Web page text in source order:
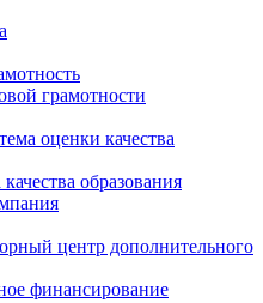
грамотности
оценки качества
образования
центр дополнительного
финансирование